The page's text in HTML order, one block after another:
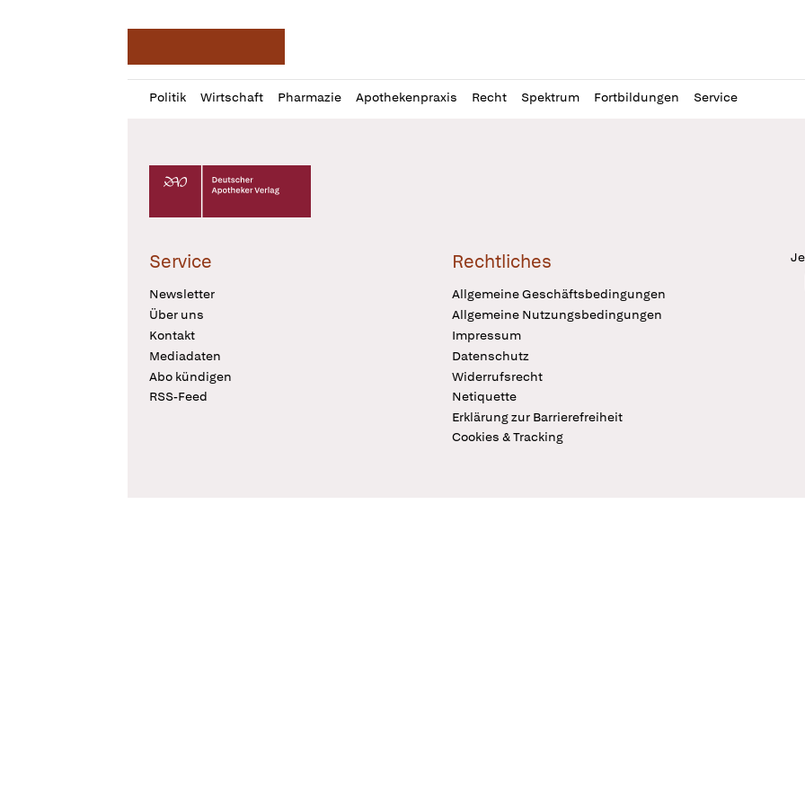
Politik Wirtschaft Pharmazie Apothekenpraxis Recht Spektrum Fortbildungen Service
Profil
öffnen
Daz
Pur
Deutscher Apotheker Verlag Logo
Service
Newsletter
Über uns
Kontakt
Mediadaten
Abo kündigen
RSS-Feed
Rechtliches
Allgemeine Geschäftsbedingungen
Allgemeine Nutzungsbedingungen
Impressum
Datenschutz
Widerrufsrecht
Netiquette
Erklärung zur Barrierefreiheit
Cookies & Tracking